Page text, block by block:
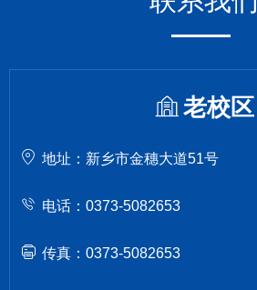
老校区
地址：新乡市金穗大道51号
电话：0373-5082653
传真：0373-5082653